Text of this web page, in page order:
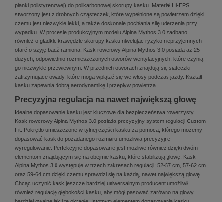
pianki polistyrenowej) do polikarbonowej skorupy kasku. Materiał Hi-EPS
stworzony jest z drobnych cząsteczek, które wypełnione są powietrzem dzięki
czemu jest niezwykle lekki, a także doskonale pochłania siłę uderzenia przy
wypadku. W procesie produkcyjnym modelu Alpina Mythos 3.0 zadbano
również o gładkie krawędzie skorupy kasku niwelując ryzyko nieprzyjemnych
otarć o szyję bądź ramiona. Kask rowerowy Alpina Mythos 3.0 posiada aż 25
dużych, odpowiednio rozmieszczonych otworów wentylacyjnych, które czynią
go niezwykle przewiewnym. W przednich otworach znajdują się siateczki
zatrzymujące owady, które mogą wplątać się we włosy podczas jazdy. Kształt
kasku zapewnia dobrą aerodynamikę i przepływ powietrza.
Precyzyjna regulacja na nawet największą głowę
Idealne dopasowanie kasku jest kluczowe dla bezpieczeństwa rowerzysty.
Kask rowerowy Alpina Mythos 3.0 posiada precyzyjny system regulacji Custom
Fit. Pokrętło umieszczone w tylnej części kasku za pomocą, którego możemy
dopasować kask do pożądanego rozmiaru umożliwia precyzyjne
wyregulowanie. Perfekcyjne dopasowanie jest możliwe również dzięki dwóm
elementom znajdującym się na obejmie kasku, które stabilizują głowę. Kask
Alpina Mythos 3.0 występuje w trzech zakresach regulacji: 52-57 cm, 57-62 cm
oraz 59-64 cm dzięki czemu sprawdzi się na każdą, nawet największą głowę.
Chcąc uczynić kask jeszcze bardziej uniwersalnym producent umożliwił
również regulację głębokości kasku, aby mógł pasować zarówno na głowy